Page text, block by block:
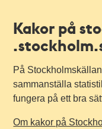
Kakor på
På
sammanställa
fungera på ett bra
Om kakor på